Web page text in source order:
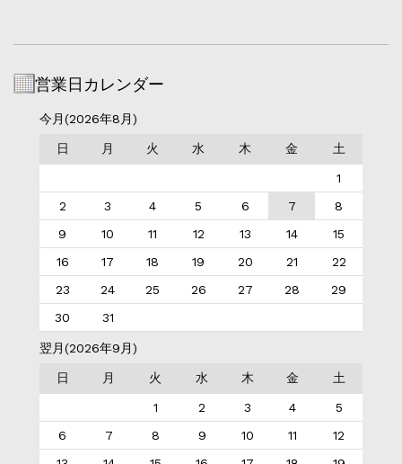
営業日カレンダー
今月(2026年8月)
日 月 火 水 木 金 土
1
2
3 4 5 6 7
8
9
10 11 12 13 14
15
16
17 18 19 20 21
22
23
24 25 26 27 28
29
30
31
翌月(2026年9月)
日 月 火 水 木 金 土
1 2 3 4
5
6
7 8 9 10 11
12